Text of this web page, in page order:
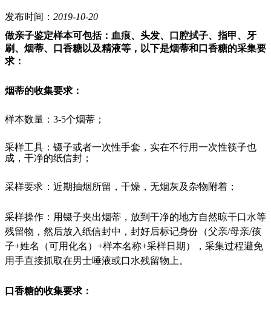
发布时间： 2019-10-20
做亲子鉴定样本可包括：血痕、头发、口腔拭子、指甲、牙
刷、烟蒂、口香糖以及精液等，以下是烟蒂和口香糖的采集要
求：
烟蒂的收集要求：
样本数量 ：3-5个烟蒂；
采样工具 ：镊子或者一次性手套，实在不行用一次性筷子也
成，干净的纸信封；
采样要求 ：近期抽烟所留，干燥，无烟灰及杂物附着；
采样操作 ：用镊子夹出烟蒂，放到干净的地方自然晾干口水等
残留物，然后放入纸信封中，封好后标记身份（父亲/母亲/孩
子+姓名（可用化名）+样本名称+采样日期）
，采集过程避免
用手直接抓取在男士唾液或口水残留物上。
口香糖的收集要求：